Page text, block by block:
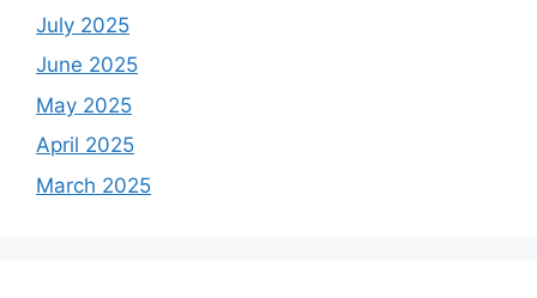
July 2025
June 2025
May 2025
April 2025
March 2025